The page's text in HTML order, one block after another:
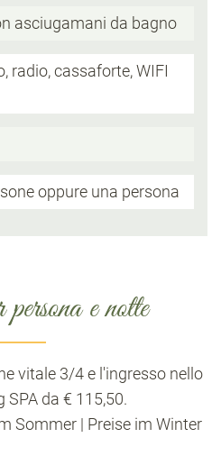
asciugamani da bagno
radio, cassaforte, WIFI
oppure una persona
e notte
vitale 3/4 e l'ingresso nello
SPA da € 115,50.
Sommer | Preise im Winter